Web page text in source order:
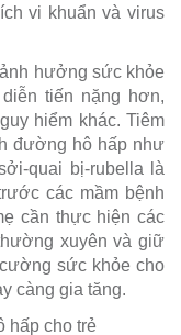
vi khuẩn và virus
hưởng sức khỏe
tiến nặng hơn,
hiểm khác. Tiêm
đường hô hấp như
quai bị-rubella là
các mầm bệnh
cần thực hiện các
xuyên và giữ
sức khỏe cho
càng gia tăng.